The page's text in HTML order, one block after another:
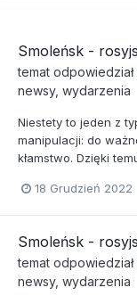
Smoleńsk -
temat odpowiedział
newsy, wydarzenia
Niestety to jeden z
manipulacji: do
kłamstwo. Dzięki
18 Grudzień 2022
Smoleńsk -
temat odpowiedział
newsy, wydarzenia